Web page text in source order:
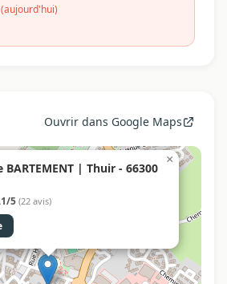
(aujourd'hui)
Ouvrir dans Google Maps
| Thuir - 66300
5 (22 avis)
×